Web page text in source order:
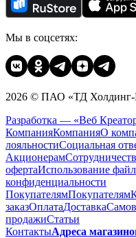
Мы в соцсетях:
2026 © ПАО «ТД Холдинг-
Разработка — «Веб
КомпанияКомпанияО
лояльностиСоциальная
Акционерам
офертаИспользование
конфиденциальности
ПокупателямПокупателям
заказОплатаДоставка
продажиСтатьи
КонтактыАдреса